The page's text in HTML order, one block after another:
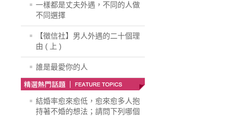
一樣都是丈夫外遇，不同的人做
不同選擇
【徵信社】男人外遇的二十個理
由 ( 上 )
誰是最愛你的人
結婚率愈來愈低，愈來愈多人抱
持著不婚的想法；請問下列哪個